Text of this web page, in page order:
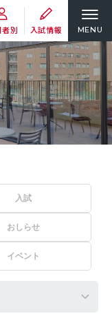
別 入試情報 MENU
入試
おしらせ
イベント